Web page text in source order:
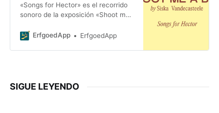
«Songs for Hector» es el recorrido
sonoro de la exposición «Shoot me
plástica Siska Vandecasteele
ErfgoedApp ErfgoedApp
SIGUE LEYENDO